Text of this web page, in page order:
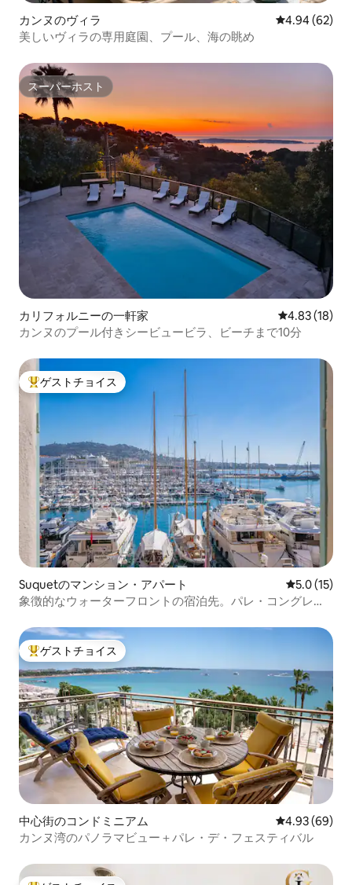
カンヌのヴィラ レビュー62
4.94 (62)
美しいヴィラの専用庭園、プール、海の眺め
スーパーホスト
スーパーホスト
カリフォルニーの一軒家 レビュー18
4.83 (18)
カンヌのプール付きシービュービラ、ビーチまで10分
大好評のゲストチョイスです。
ゲストチョイス
Suquetのマンション・アパート レビュー15
5.0 (15)
象徴的なウォーターフロントの宿泊先。パレ・コングレか
大好評のゲストチョイスです。
ゲストチョイス
中心街のコンドミニアム レビュー69
4.93 (69)
カンヌ湾のパノラマビュー＋パレ・デ・フェスティバル